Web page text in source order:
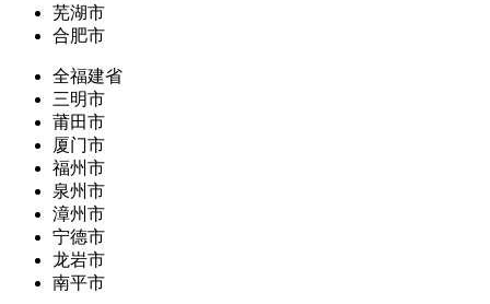
芜湖市
合肥市
全福建省
三明市
莆田市
厦门市
福州市
泉州市
漳州市
宁德市
龙岩市
南平市